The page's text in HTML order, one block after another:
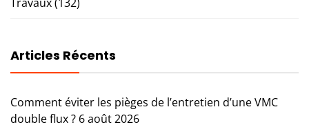
Articles Récents
Comment éviter les pièges de l’entretien d’une VMC
double flux ? 6 août 2026